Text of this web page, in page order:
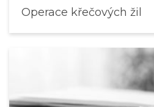
Operace křečových žil